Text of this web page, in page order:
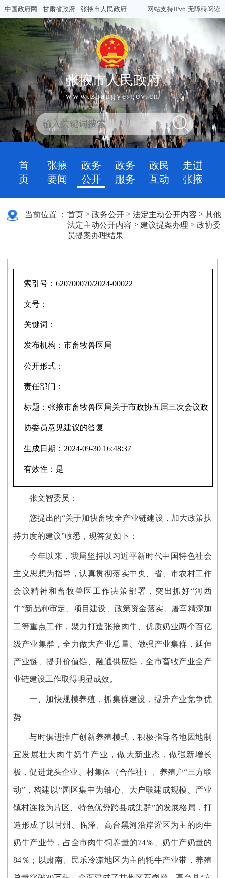
中国政府网 | 甘肃省政府 | 张掖市人民政府 网站支持IPv6 无障碍阅读
张掖市人民政府
www.zhangye.gov.cn
首
页
张掖
要闻
政务
公开
政务
服务
政民
互动
走进
张掖
当前位置 ： 首页 >政务公开 >法定主动公开内容 >其他
法定主动公开内容 >建议提案办理 >政协委
员提案办理结果
索引号：620700070/2024-00022
文号：
关键词：
发布机构：市畜牧兽医局
公开形式：
责任部门：
标题：张掖市畜牧兽医局关于市政协五届三次会议政
协委员意见建议的答复
生成日期： 2024-09-30 16:48:37
有效性： 是
张文智委员 ：
您提出的“关于加快畜牧全产业链建设，加大政策扶
持力度的建议”收悉，现答复如下：
今年以来， 我局坚持以习近平新时代中国特色社会
主义思想为指导，认真贯彻落实中央、省、市农村工作
会议精神和畜牧兽医工作决策部署， 突出抓好“河西
牛”新品种审定、项目建设、政策资金落实、屠宰精深加
工等重点工作，聚力打造张掖肉牛、优质奶业两个百亿
级产业集群，全力做大产业总量、做强产业集群，延伸
产业链、提升价值链、融通供应链，全市畜牧产业全产
业链建设工作取得明显成效。
一、 加快规模养殖，抓集群建设，提升产业竞争优
势
与时俱进推广创新养殖模式，积极指导各地因地制
宜发展壮大肉牛奶牛产业，做大新业态，做强新增长
极，促进龙头企业、村集体（合作社）、养殖户“三方联
动”，构建以“园区集中为轴心、大户联建成规模、产业
镇村连接为片区、特色优势跨县成集群”的发展格局，打
造形成了以甘州、临泽、高台黑河沿岸灌区为主的肉牛
奶牛产业带，占全市肉牛饲养量的74％、奶牛产奶量的
84％；以肃南、民乐冷凉地区为主的牦牛产业带，养殖